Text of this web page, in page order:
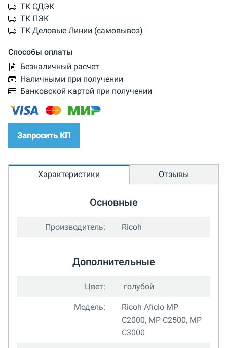
ТК СДЭК
ТК ПЭК
ТК Деловые Линии (самовывоз)
Способы оплаты
Безналичный расчет
Наличными при получении
Банковской картой при получении
Запросить КП
Характеристики Отзывы
Основные
Производитель: Ricoh
Дополнительные
Цвет: голубой
Модель:
Ricoh Aficio MP
C2000, MP C2500, MP
C3000